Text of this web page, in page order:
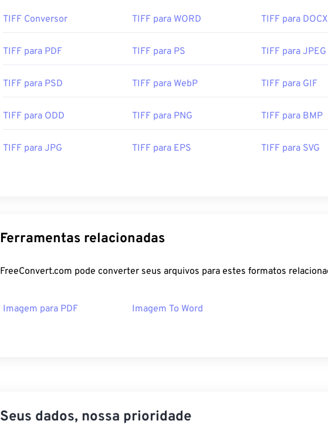
TIFF Conversor TIFF para WORD TIFF para DOCX
TIFF para PDF TIFF para PS TIFF para JPEG
TIFF para PSD TIFF para WebP TIFF para GIF
TIFF para ODD TIFF para PNG TIFF para BMP
TIFF para JPG TIFF para EPS TIFF para SVG
Ferramentas relacionadas
FreeConvert.com pode converter seus arquivos para estes formatos
Imagem para PDF Imagem To Word
Seus dados, nossa prioridade